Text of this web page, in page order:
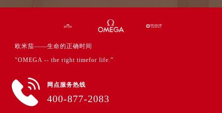
欧米茄——生命的正确时间
"OMEGA -- the right timefor life.”
网点服务热线
400-877-2083